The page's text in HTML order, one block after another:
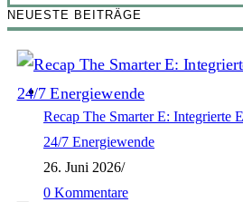
NEUESTE BEITRÄGE
Recap The Smarter E: Integrierte
24/7 Energiewende
26. Juni 2026/
0 Kommentare